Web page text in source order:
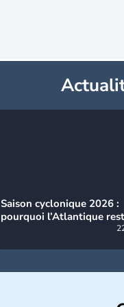
Saison cyclonique 2026 :
pourquoi l’Atlantique